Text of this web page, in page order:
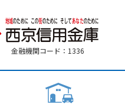
金融機関コード：1336